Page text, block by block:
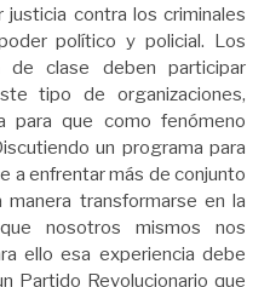
contra los criminales
político y policial. Los
de clase deben participar
tipo de organizaciones,
para que como fenómeno
un programa para
a enfrentar más de conjunto
transformarse en la
nosotros mismos nos
ello esa experiencia debe
Partido Revolucionario que